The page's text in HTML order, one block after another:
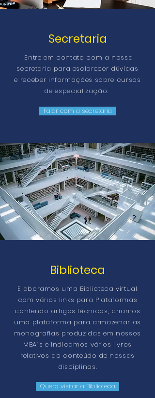
Secretaria
Entre em contato com a nossa
secretaria para esclarecer dúvidas
e receber informações sobre cursos
de especialização.
Falar com a secretaria
Biblioteca
Elaboramos uma Biblioteca virtual
com vários links para Plataformas
contendo artigos técnicos, criamos
uma plataforma para armazenar as
monografias produzidas em nossos
MBA´s e indicamos vários livros
relativos ao conteúdo de nossas
disciplinas.
Quero visitar a Biblioteca